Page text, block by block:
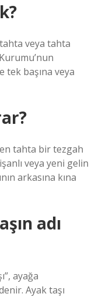
veya tahta
tek başına veya
tahta bir tezgah
veya yeni gelin
arkasına kına
adı
ayağa
Ayak taşı